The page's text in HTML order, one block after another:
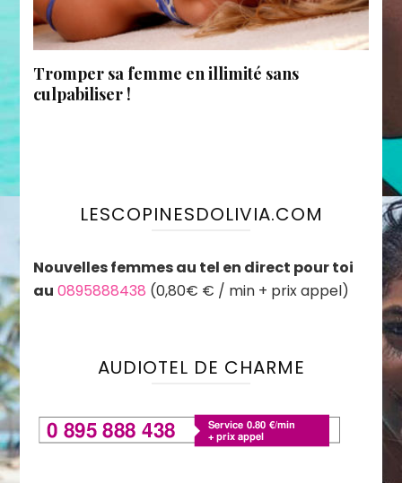
Tromper sa femme en illimité sans
culpabiliser !
LESCOPINESDOLIVIA.COM
Nouvelles femmes au tel en direct pour toi
au 0895888438 (0,80€ € / min + prix appel)
AUDIOTEL DE CHARME